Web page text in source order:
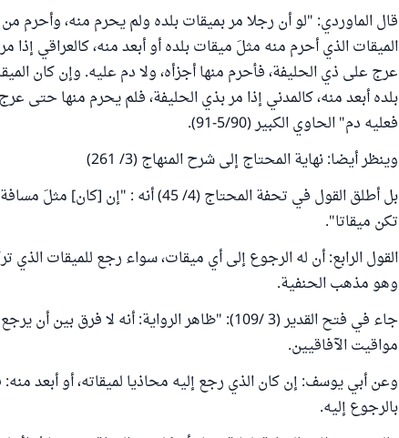
قال الماوردي: "لو أن رجلا مر بميقات بلده ولم يحرم منه، وأحرم
الميقات الذي أحرم منه مثلَ ميقات بلده أو أبعد منه، كالعراقي
عرج على ذي الحليفة، فأحرم منها أجزأه، ولا دم عليه. وإن كان
بلده أبعد منه، كالمدني إذا مر بذي الحليفة، فلم يحرم منها حتى
فعليه دم" الحاوي الكبير (5/90-91).
وينظر أيضا: نهاية المحتاج إلى شرح المنهاج (3/ 261)
بل أطلق القول في تحفة المحتاج (4/ 45)
تكن ميقاتا".
القول الرابع: أن له الرجوع إلى أي ميقات، سواء رجع للميقات الذي
وهو مذهب الحنفية.
جاء في فتح القدير (3 /109): "ظاهر الرواية: أنه لا
مواقيت الآفاقيين.
وعن أبي يوسف: إن كان الذي رجع إليه محاذيا لميقاته، أو أبعد منه:
بالرجوع إليه.